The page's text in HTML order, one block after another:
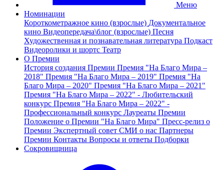
Меню
Номинации
Короткометражное кино (взрослые) Документальное
кино Видеопередача\блог (взрослые) Песня
Художественная и познавательная литература Подкаст
Видеоролики и шортс Театр
О Премии
История создания Премии Премия "На Благо Мира –
2018" Премия "На Благо Мира – 2019" Премия "На
Благо Мира – 2020" Премия "На Благо Мира – 2021"
Премия "На Благо Мира – 2022" - Любительский
конкурс Премия "На Благо Мира – 2022" -
Профессиональный конкурс Лауреаты Премии
Положение о Премии "На Благо Мира" Пресс-релиз о
Премии Экспертный совет СМИ о нас Партнеры
Премии Контакты Вопросы и ответы Подборки
Сокровищница